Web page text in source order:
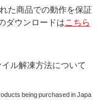
た商品での動作を保証
ダウンロードはこちら
ル解凍方法について
being purchased in Japa